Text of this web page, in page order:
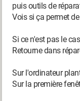
puis outils de
Vois si ça permet
Si ce n'est pas le
Retourne dans
Sur l'ordinateur
Sur la première